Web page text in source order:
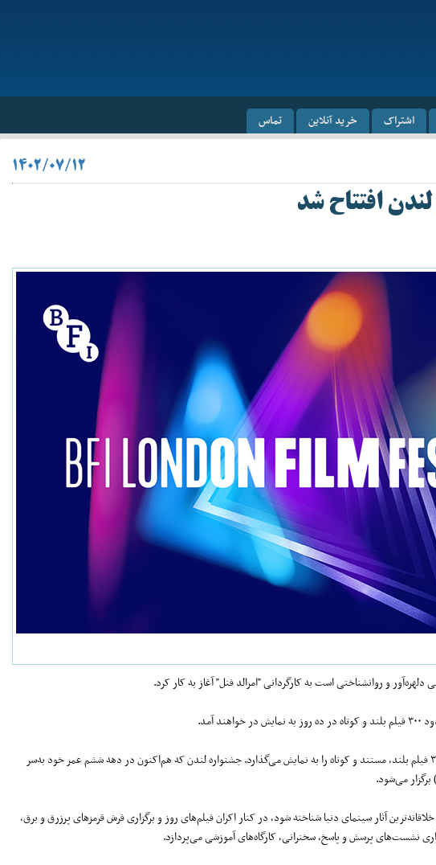
اشتراک خرید آنلاین تماس
۱۴۰۲/۰۷/۱۲
افتتاح شد
این جشنواره بزرگترین رویداد سینمایی ملی در بریتانیا است که هر بار بیش از ۳۰۰ فیلم بلند، مستند و کوتاه را به نمایش می‌گذارد. جشنواره لندن که هم‌اکنون در دهه ششم عمر خود به‌سر
آثار سینمای دنیا شناخته شود، در کنار اکران فیلم‌های روز و برگزاری فرش قرمزهای پرزرق و برق،
نشست‌های پرسش و پاسخ، سخنرانی، کارگاه‌های آموزشی می‌پردازد.